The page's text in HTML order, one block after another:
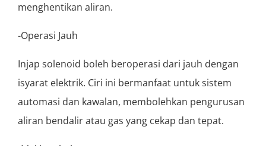
menghentikan aliran.
-Operasi Jauh
Injap solenoid boleh beroperasi dari jauh dengan
isyarat elektrik. Ciri ini bermanfaat untuk sistem
automasi dan kawalan, membolehkan pengurusan
aliran bendalir atau gas yang cekap dan tepat.